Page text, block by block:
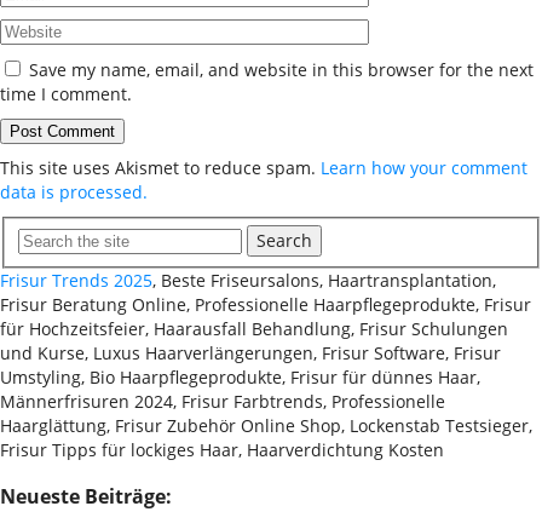
Save my name, email, and website in this browser for the next
time I comment.
This site uses Akismet to reduce spam. Learn how your comment
data is processed.
Search
Frisur Trends 2025, Beste Friseursalons, Haartransplantation,
Frisur Beratung Online, Professionelle Haarpflegeprodukte, Frisur
für Hochzeitsfeier, Haarausfall Behandlung, Frisur Schulungen
und Kurse, Luxus Haarverlängerungen, Frisur Software, Frisur
Umstyling, Bio Haarpflegeprodukte, Frisur für dünnes Haar,
Männerfrisuren 2024, Frisur Farbtrends, Professionelle
Haarglättung, Frisur Zubehör Online Shop, Lockenstab Testsieger,
Frisur Tipps für lockiges Haar, Haarverdichtung Kosten
Neueste Beiträge: